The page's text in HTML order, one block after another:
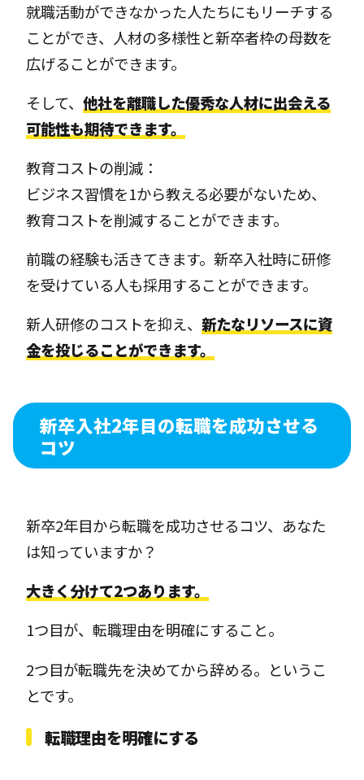
就職活動ができなかった人たちにもリーチする
ことができ、人材の多様性と新卒者枠の母数を
広げることができます。
そして、他社を離職した優秀な人材に出会える
可能性も期待できます。
教育コストの削減：
ビジネス習慣を1から教える必要がないため、
教育コストを削減することができます。
前職の経験も活きてきます。新卒入社時に研修
を受けている人も採用することができます。
新人研修のコストを抑え、新たなリソースに資
金を投じることができます。
新卒入社2年目の転職を成功させる
コツ
新卒2年目から転職を成功させるコツ、あなた
は知っていますか？
大きく分けて2つあります。
1つ目が、転職理由を明確にすること。
2つ目が転職先を決めてから辞める。というこ
とです。
転職理由を明確にする